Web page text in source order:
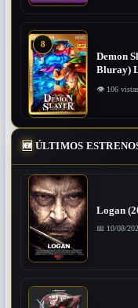
8
Demon
Bluray)
👁 106 vistas
🆕 ÚLTIMOS
Logan
📅 10/08/